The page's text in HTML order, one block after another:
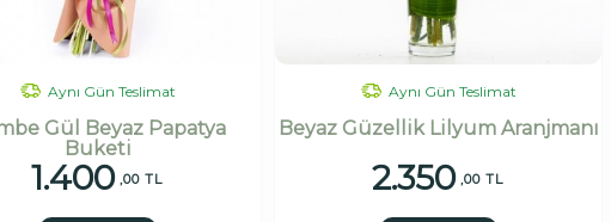
Aynı Gün Teslimat
Gül Beyaz Papatya
Buketi
1.400 ,00 TL
Aynı Gün Teslimat
Beyaz Güzellik Lilyum Aranjmanı
2.350 ,00 TL